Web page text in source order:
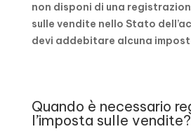
non disponi di una
sulle vendite nello Stato
devi addebitare alcuna
Quando è necessario
l’imposta sulle vendite?